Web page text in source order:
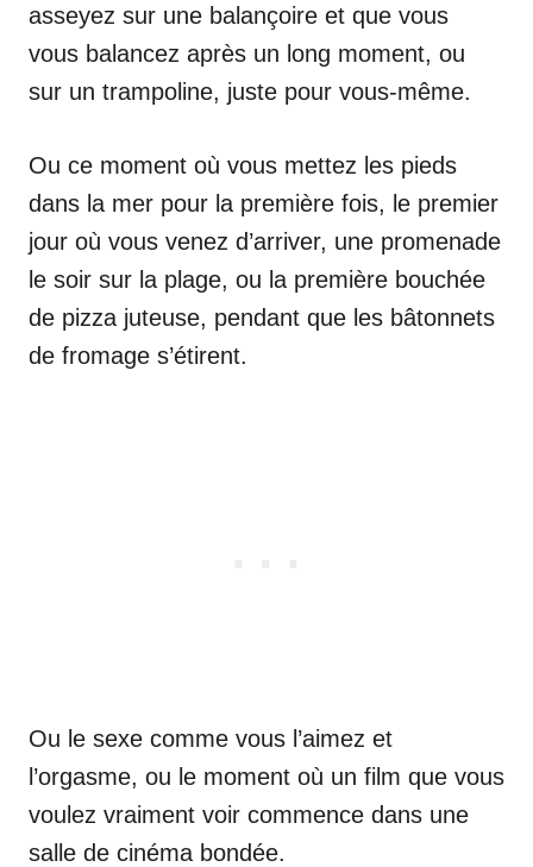
asseyez sur une balançoire et que vous
vous balancez après un long moment, ou
sur un trampoline, juste pour vous-même.
Ou ce moment où vous mettez les pieds
dans la mer pour la première fois, le premier
jour où vous venez d’arriver, une promenade
le soir sur la plage, ou la première bouchée
de pizza juteuse, pendant que les bâtonnets
de fromage s’étirent.
Ou le sexe comme vous l’aimez et
l’orgasme, ou le moment où un film que vous
voulez vraiment voir commence dans une
salle de cinéma bondée.